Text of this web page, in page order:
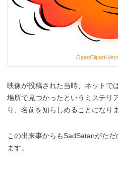
OpenClipart-
映像が投稿された当時、ネットで
場所で見つかったというミステリ
り、名前を知らしめることになり
この出来事からもSadSatanがた
ます。